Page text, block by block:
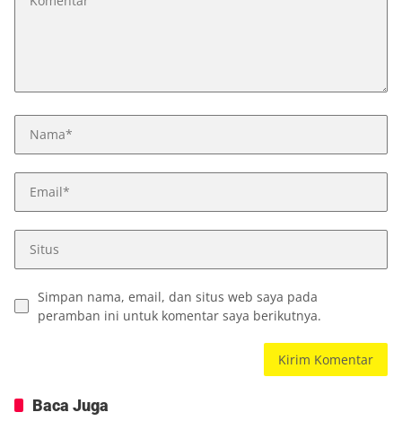
Simpan nama, email, dan situs web saya pada
peramban ini untuk komentar saya berikutnya.
Baca Juga